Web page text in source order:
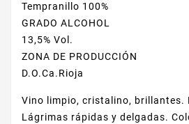
Tempranillo 100%
GRADO ALCOHOL
13,5% Vol.
ZONA DE PRODUCCIÓN
D.O.Ca.Rioja
Vino limpio, cristalino, brillantes.
Lágrimas rápidas y delgadas.